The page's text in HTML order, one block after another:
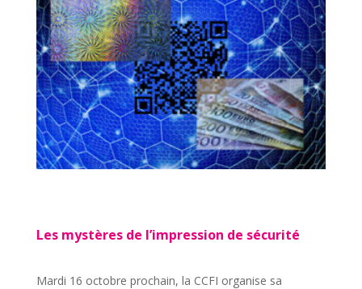
Les mystères de l’impression de sécurité
Mardi 16 octobre prochain, la CCFI organise sa